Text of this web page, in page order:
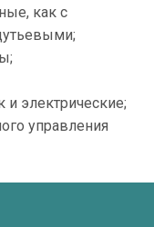
как с
и электрические;
управления